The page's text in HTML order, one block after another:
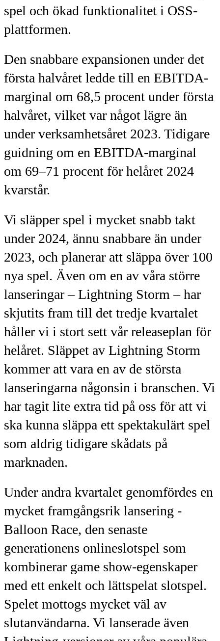
spel och ökad funktionalitet i OSS-
plattformen.
Den snabbare expansionen under det
första halvåret ledde till en EBITDA-
marginal om 68,5 procent under första
halvåret, vilket var något lägre än
under verksamhetsåret 2023. Tidigare
guidning om en EBITDA-marginal
om 69–71 procent för helåret 2024
kvarstår.
Vi släpper spel i mycket snabb takt
under 2024, ännu snabbare än under
2023, och planerar att släppa över 100
nya spel. Även om en av våra större
lanseringar – Lightning Storm – har
skjutits fram till det tredje kvartalet
håller vi i stort sett vår releaseplan för
helåret. Släppet av Lightning Storm
kommer att vara en av de största
lanseringarna någonsin i branschen. Vi
har tagit lite extra tid på oss för att vi
ska kunna släppa ett spektakulärt spel
som aldrig tidigare skådats på
marknaden.
Under andra kvartalet genomfördes en
mycket framgångsrik lansering -
Balloon Race, den senaste
generationens onlineslotspel som
kombinerar game show-egenskaper
med ett enkelt och lättspelat slotspel.
Spelet mottogs mycket väl av
slutanvändarna. Vi lanserade även